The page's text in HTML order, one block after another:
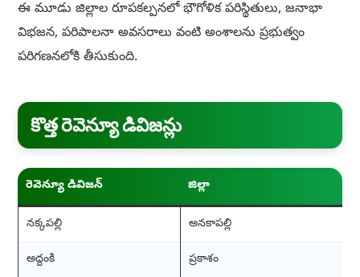
ఈ మూడు జిల్లాల రూపకల్పనలో భౌగోళిక పరిస్థితులు, జనాభా
విభజన, పరిపాలనా అవసరాలు వంటి అంశాలను ప్రభుత్వం
పరిగణనలోకి తీసుకుంది.
కొత్త రెవెన్యూ డివిజన్లు
రెవెన్యూ డివిజన్ జిల్లా
నక్కపల్లి అనకాపల్లి
అద్దంకి ప్రకాశం